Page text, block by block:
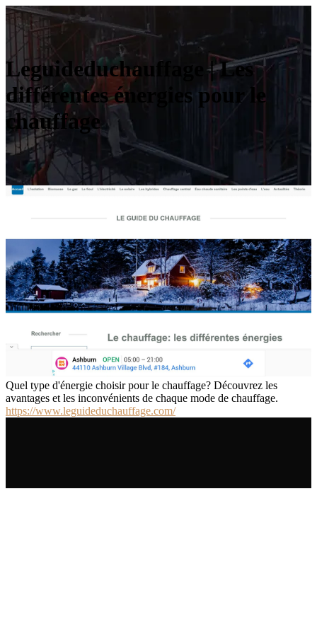
Leguideduchauffa­ge | Les
différentes énergies pour le
chauffage
Quel type d'énergie choisir pour le chauffage? Découvrez les
avantages et les inconvénients de chaque mode de chauffage.
https://www.leguideduchauffage.com/